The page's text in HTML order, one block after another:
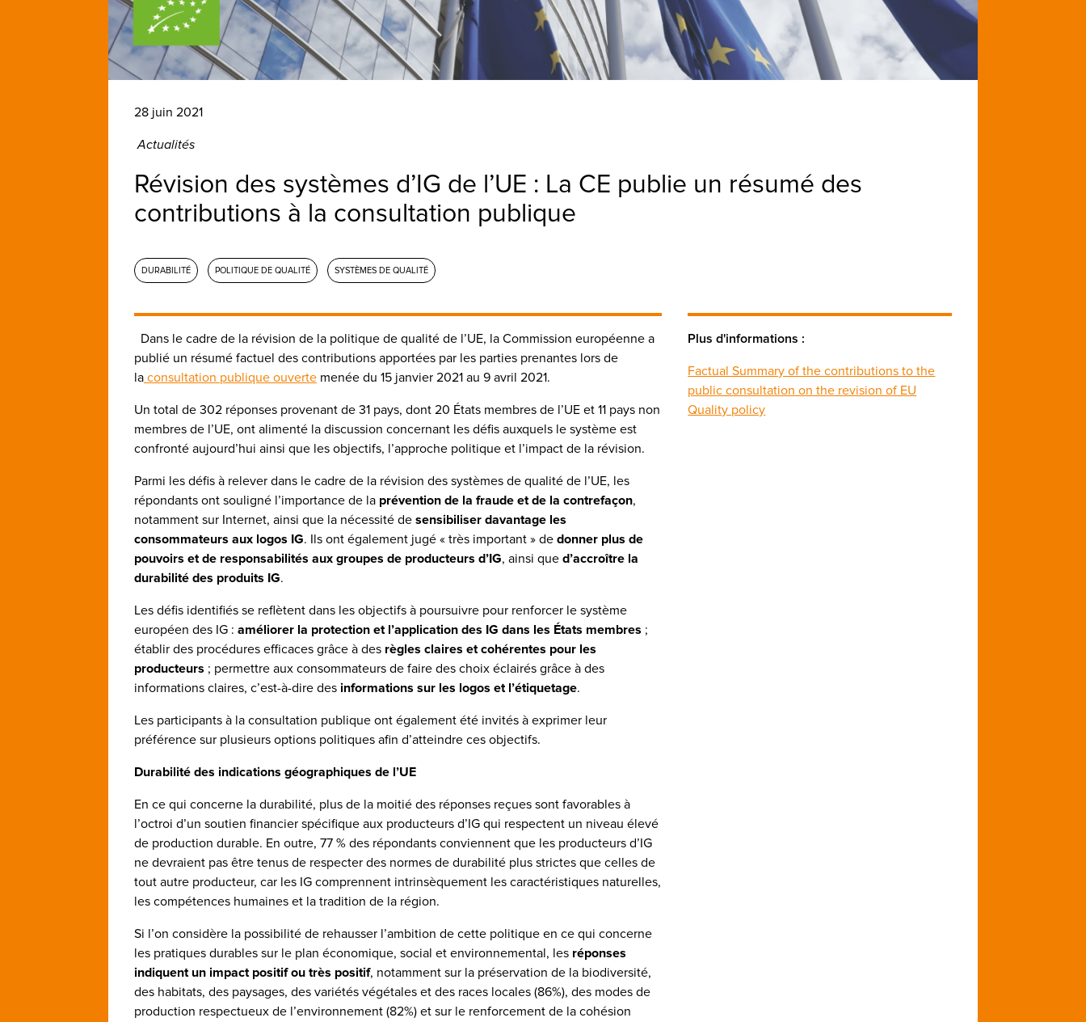
28 juin 2021
Actualités
Révision des systèmes d’IG de l’UE : La CE publie un résumé des
contributions à la consultation publique
DURABILITÉ POLITIQUE DE QUALITÉ SYSTÈMES DE QUALITÉ
Dans le cadre de la révision de la politique de qualité de l’UE, la Commission européenne a
publié un résumé factuel des contributions apportées par les parties prenantes lors de
la consultation publique ouverte menée du 15 janvier 2021 au 9 avril 2021.
Un total de 302 réponses provenant de 31 pays, dont 20 États membres de l’UE et 11 pays non
membres de l’UE, ont alimenté la discussion concernant les défis auxquels le système est
confronté aujourd’hui ainsi que les objectifs, l’approche politique et l’impact de la révision.
Parmi les défis à relever dans le cadre de la révision des systèmes de qualité de l’UE, les
répondants ont souligné l’importance de la prévention de la fraude et de la contrefaçon,
notamment sur Internet, ainsi que la nécessité de sensibiliser davantage les
consommateurs aux logos IG. Ils ont également jugé « très important » de donner plus de
pouvoirs et de responsabilités aux groupes de producteurs d’IG, ainsi que d’accroître la
durabilité des produits IG.
Les défis identifiés se reflètent dans les objectifs à poursuivre pour renforcer le système
européen des IG : améliorer la protection et l’application des IG dans les États membres ;
établir des procédures efficaces grâce à des règles claires et cohérentes pour les
producteurs ; permettre aux consommateurs de faire des choix éclairés grâce à des
informations claires, c’est-à-dire des informations sur les logos et l’étiquetage.
Les participants à la consultation publique ont également été invités à exprimer leur
préférence sur plusieurs options politiques afin d’atteindre ces objectifs.
Durabilité des indications géographiques de l’UE
En ce qui concerne la durabilité, plus de la moitié des réponses reçues sont favorables à
l’octroi d’un soutien financier spécifique aux producteurs d’IG qui respectent un niveau élevé
de production durable. En outre, 77 % des répondants conviennent que les producteurs d’IG
ne devraient pas être tenus de respecter des normes de durabilité plus strictes que celles de
tout autre producteur, car les IG comprennent intrinsèquement les caractéristiques naturelles,
les compétences humaines et la tradition de la région.
Si l’on considère la possibilité de rehausser l’ambition de cette politique en ce qui concerne
les pratiques durables sur le plan économique, social et environnemental, les réponses
indiquent un impact positif ou très positif, notamment sur la préservation de la biodiversité,
des habitats, des paysages, des variétés végétales et des races locales (86%), des modes de
production respectueux de l’environnement (82%) et sur le renforcement de la cohésion
Plus d'informations :
Factual Summary of the contributions to the
public consultation on the revision of EU
Quality policy